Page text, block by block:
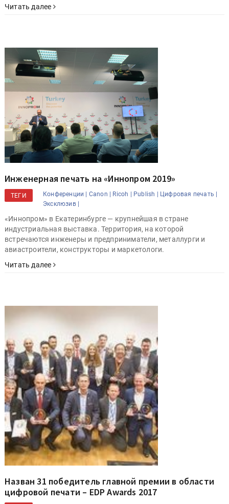
Читать далее
Инженерная печать на «Иннопром 2019»
ТЕГИ Конференции | Canon | Ricoh | Publish |
Цифровая печать |
Эксклюзив |
«Иннопром» в Екатеринбурге — крупнейшая в стране
индустриальная выставка. Территория, на которой
встречаются инженеры и предприниматели, металлурги и
авиастроители, конструкторы и маркетологи.
Читать далее
Назван 31 победитель главной премии в области
цифровой печати – EDP Awards 2017